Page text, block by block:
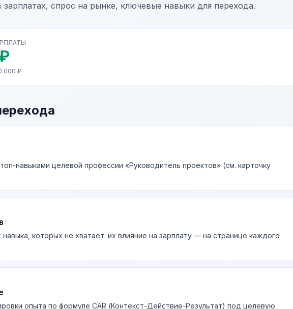
зарплатах, спрос на рынке, ключевые навыки для перехода.
000 ₽
навыками целевой профессии «Руководитель проектов» (см. карточку
которых не хватает: их влияние на зарплату — на странице каждого
опыта по формуле CAR (Контекст-Действие-Результат) под целевую